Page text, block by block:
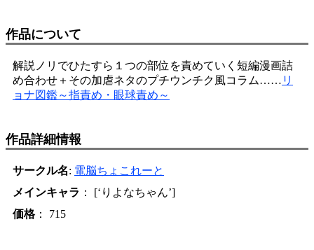
作品について
解説ノリでひたすら１つの部位を責めていく短編漫画詰
め合わせ＋その加虐ネタのプチウンチク風コラム…… リ
ョナ図鑑～指責め・眼球責め～
作品詳細情報
サークル名: 電脳ちょこれーと
メインキャラ ： [‘りよなちゃん’]
価格： 715